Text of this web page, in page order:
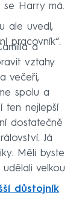
se Harry má.
ale uvedl,
pracovník“.
a
vztahy
večeři,
spolu a
ten nejlepší
dostatečně
Já
Měli byste
velkou
důstojník